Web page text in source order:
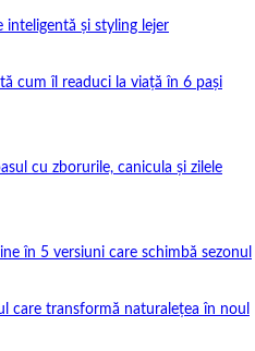
inteligentă și styling lejer
cum îl readuci la viață în 6 pași
cu zborurile, canicula și zilele
în 5 versiuni care schimbă sezonul
care transformă naturalețea în noul